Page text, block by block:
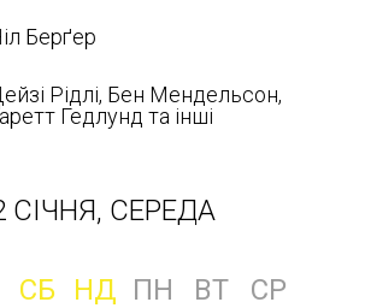
Берґер
Рідлі, Бен Мендельсон,
Гедлунд та інші
СІЧНЯ, СЕРЕДА
СБ НД ПН ВТ
СР